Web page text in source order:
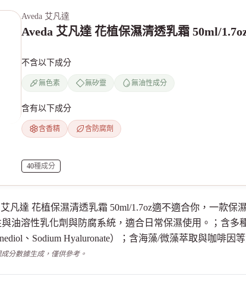
Aveda 艾凡達
Aveda 艾凡達 花植保濕清透乳霜 50ml/
不含以下成分
無色素 無矽靈 無油性成分
含有以下成分
含香精 含防腐劑
40種成分
艾凡達 花植保濕清透乳霜 50ml/1.7oz適不適合你，一款
油溶性乳化劑與防腐系統，適合日常保濕使用。；含
、Sodium Hyaluronate）；含海藻/微藻萃取與咖啡
分數據生成，僅供參考。